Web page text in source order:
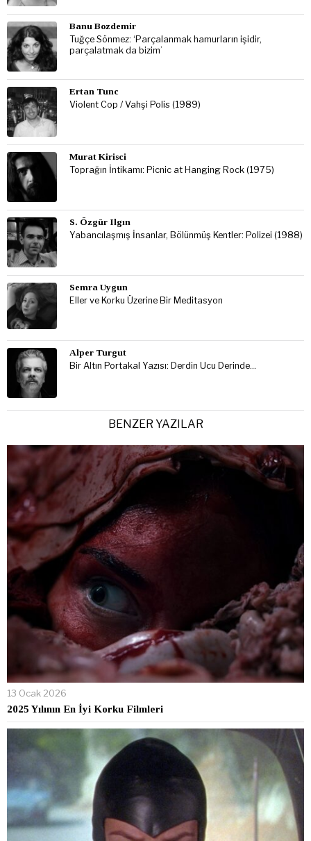
Banu Bozdemir
Tuğçe Sönmez: ‘Parçalanmak hamurların işidir,
parçalatmak da bizim’
Ertan Tunc
Violent Cop / Vahşi Polis (1989)
Murat Kirisci
Toprağın İntikamı: Picnic at Hanging Rock (1975)
S. Özgür Ilgın
Yabancılaşmış İnsanlar, Bölünmüş Kentler: Polizei (1988)
Semra Uygun
Eller ve Korku Üzerine Bir Meditasyon
Alper Turgut
Bir Altın Portakal Yazısı: Derdin Ucu Derinde…
BENZER YAZILAR
13 Ocak 2026
2025 Yılının En İyi Korku Filmleri